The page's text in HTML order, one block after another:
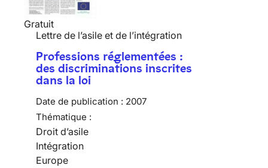
Gratuit
Lettre de l’asile et de l’intégration
Professions réglementées :
des discriminations inscrites
dans la loi
Date de publication : 2007
Thématique :
Droit d’asile
Intégration
Europe